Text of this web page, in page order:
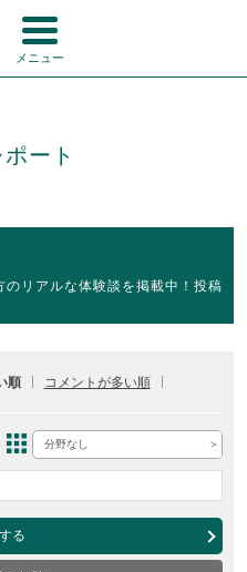
メニュー
ート
リアルな体験談を掲載中！投稿
順 コメントが多い順
分野なし
る